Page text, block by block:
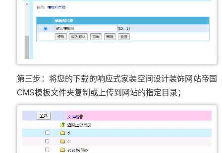
第三步：将您的下载的响应式家装空间设计装饰网站帝国
CMS模板文件夹复制或上传到网站的指定目录；